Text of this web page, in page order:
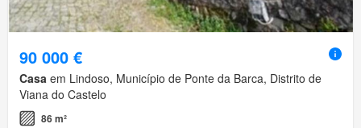
90 000 €
Casa em Lindoso, Município de Ponte da Barca, Distrito de
Viana do Castelo
86 m²